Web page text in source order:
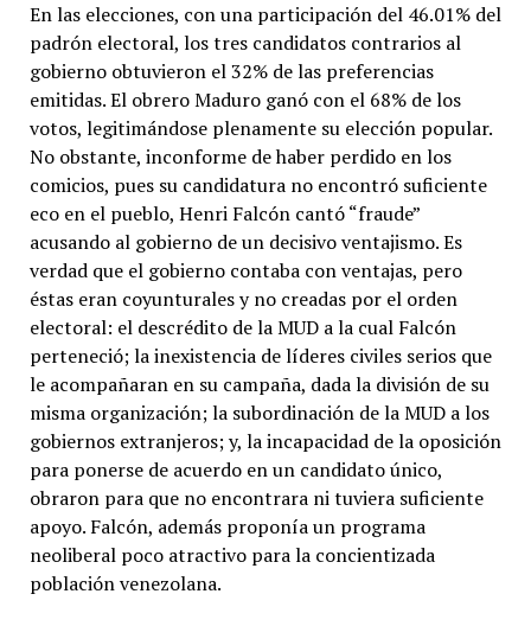
En las elecciones, con una participación del 46.01% del
padrón electoral, los tres candidatos contrarios al
gobierno obtuvieron el 32% de las preferencias
emitidas. El obrero Maduro ganó con el 68% de los
votos, legitimándose plenamente su elección popular.
No obstante, inconforme de haber perdido en los
comicios, pues su candidatura no encontró suficiente
eco en el pueblo, Henri Falcón cantó “fraude”
acusando al gobierno de un decisivo ventajismo. Es
verdad que el gobierno contaba con ventajas, pero
éstas eran coyunturales y no creadas por el orden
electoral: el descrédito de la MUD a la cual Falcón
perteneció; la inexistencia de líderes civiles serios que
le acompañaran en su campaña, dada la división de su
misma organización; la subordinación de la MUD a los
gobiernos extranjeros; y, la incapacidad de la oposición
para ponerse de acuerdo en un candidato único,
obraron para que no encontrara ni tuviera suficiente
apoyo. Falcón, además proponía un programa
neoliberal poco atractivo para la concientizada
población venezolana.